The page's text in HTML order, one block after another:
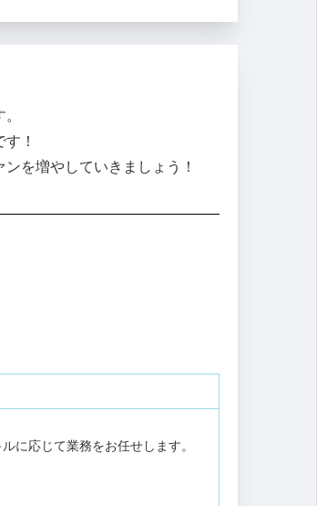
！
を増やしていきましょう！
に応じて業務をお任せします。